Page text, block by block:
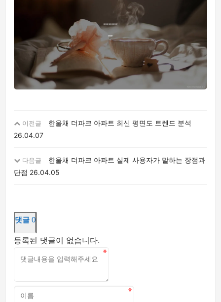
이전글
한울채 더파크 아파트 최신 평면도 트렌드 분석
26.04.07
다음글
한울채 더파크 아파트 실제 사용자가 말하는 장점과
단점 26.04.05
댓글 0
등록된 댓글이 없습니다.